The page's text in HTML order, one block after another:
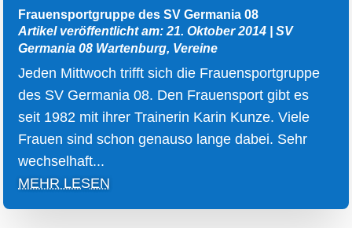
Frauensportgruppe des SV Germania 08
Artikel veröffentlicht am: 21. Oktober 2014 |SV
Germania 08 Wartenburg, Vereine
Jeden Mittwoch trifft sich die Frauensportgruppe
des SV Germania 08. Den Frauensport gibt es
seit 1982 mit ihrer Trainerin Karin Kunze. Viele
Frauen sind schon genauso lange dabei. Sehr
wechselhaft...
MEHR LESEN